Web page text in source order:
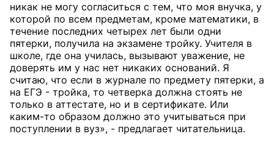
никак не могу согласиться с тем, что моя внучка, у
которой по всем предметам, кроме математики, в
течение последних четырех лет были одни
пятерки, получила на экзамене тройку. Учителя в
школе, где она училась, вызывают уважение, не
доверять им у нас нет никаких оснований. Я
считаю, что если в журнале по предмету пятерки, а
на ЕГЭ - тройка, то четверка должна стоять не
только в аттестате, но и в сертификате. Или
каким-то образом должно это учитываться при
поступлении в вуз», - предлагает читательница.